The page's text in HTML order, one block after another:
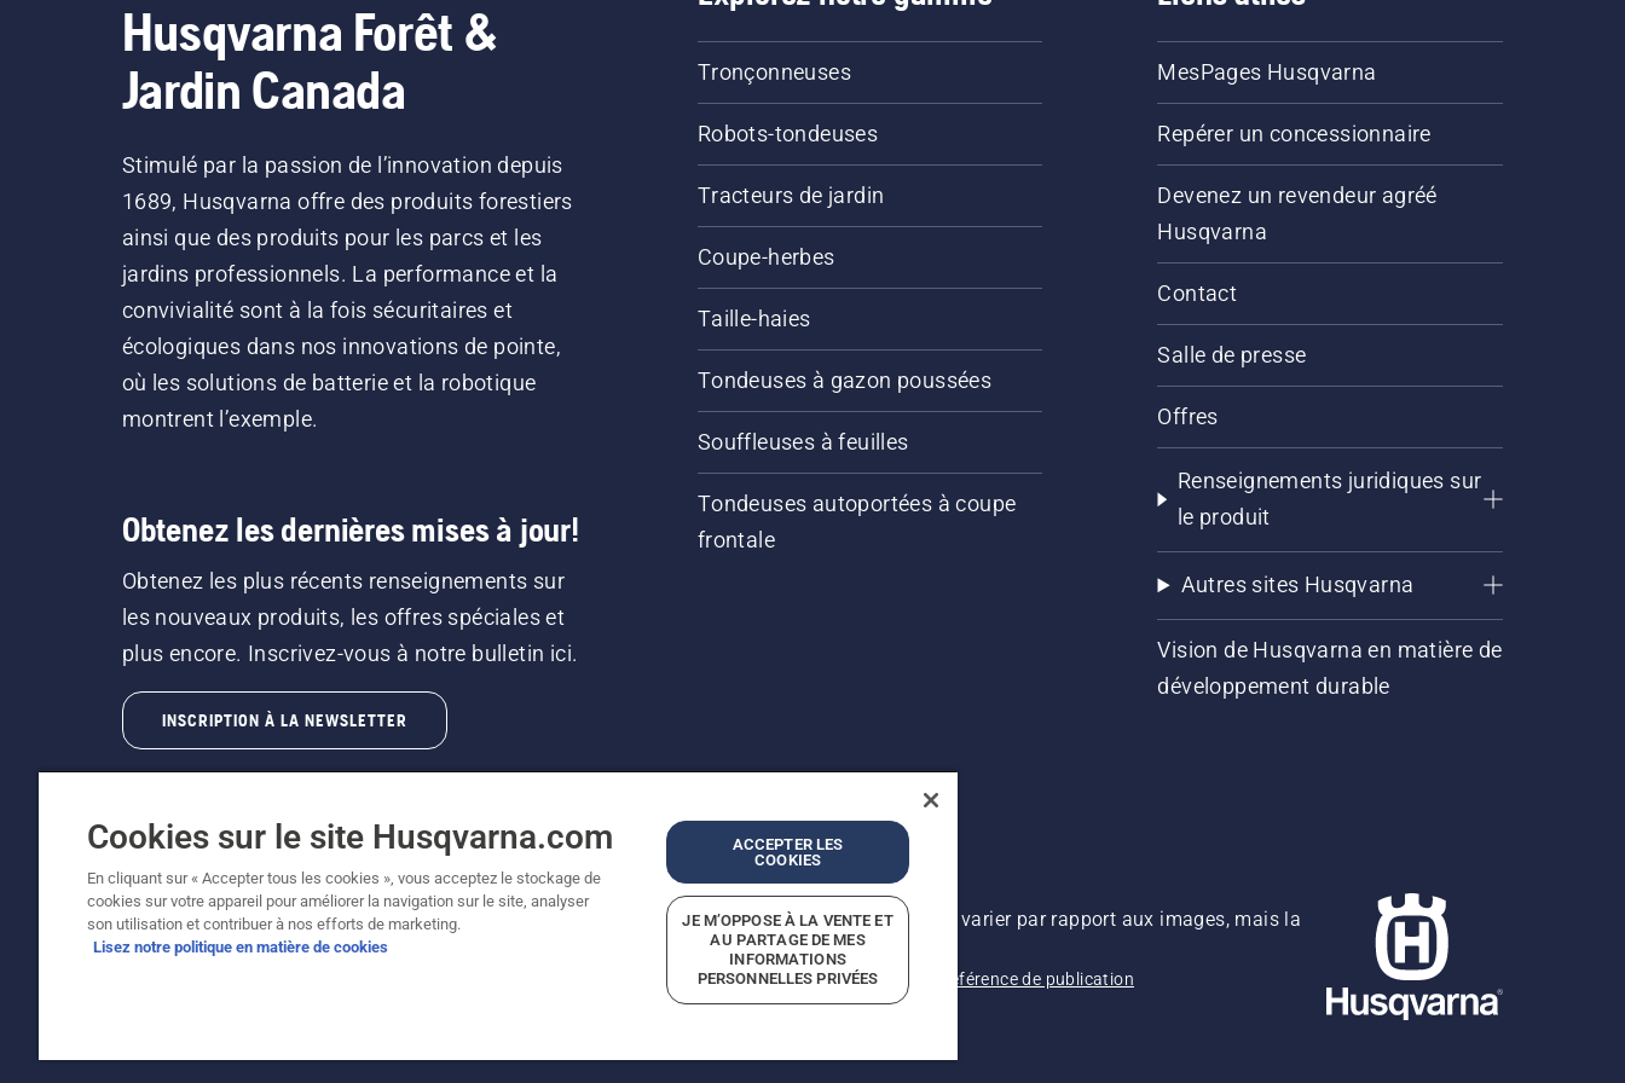
Husqvarna Forêt &
Jardin Canada
Stimulé par la passion de l’innovation depuis
1689, Husqvarna offre des produits forestiers
ainsi que des produits pour les parcs et les
jardins professionnels. La performance et la
convivialité sont à la fois sécuritaires et
écologiques dans nos innovations de pointe,
où les solutions de batterie et la robotique
montrent l’exemple.
Obtenez les dernières mises à jour!
Obtenez les plus récents renseignements sur
les nouveaux produits, les offres spéciales et
plus encore. Inscrivez-vous à notre bulletin ici.
INSCRIPTION À LA NEWSLETTER
Tronçonneuses
Robots-tondeuses
Tracteurs de jardin
Coupe-herbes
Taille-haies
Tondeuses à gazon poussées
Souffleuses à feuilles
Tondeuses autoportées à coupe
frontale
MesPages Husqvarna
Repérer un concessionnaire
Devenez un revendeur agréé
Husqvarna
Contact
Salle de presse
Offres
Renseignements juridiques sur
le produit
Autres sites Husqvarna
Vision de Husqvarna en matière de
développement durable
©2026 Husqvarna AB (publ.). En raison de l'amélioration continue, le produit peut légèrement varier par rapport aux images, mais la
fonctionnalité de la machine reste inchangée. Tous droits réservés.
Conditions d’utilisation Politique de confidentialité
Référence de publication
Cookies sur le site Husqvarna.com
En cliquant sur « Accepter tous les cookies », vous acceptez le stockage de
cookies sur votre appareil pour améliorer la navigation sur le site, analyser
son utilisation et contribuer à nos efforts de marketing.
Lisez notre politique en matière de cookies
ACCEPTER LES
COOKIES
JE M’OPPOSE À LA VENTE ET
AU PARTAGE DE MES
INFORMATIONS
PERSONNELLES PRIVÉES